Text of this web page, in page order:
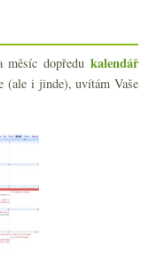
popíjí...
měsíc dopředukalendář
(ale i jinde), uvítám Vaše